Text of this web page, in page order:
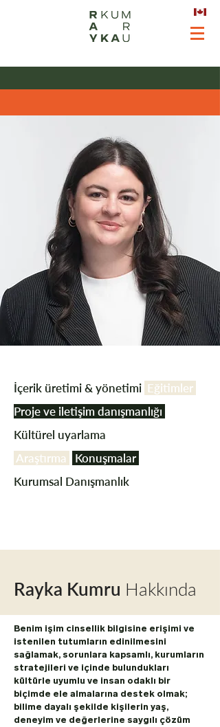
İçerik üretimi & yönetimi Eğitimler
Proje ve iletişim danışmanlığı
Kültürel uyarlama
Araştırma
Konuşmalar
Kurumsal Danışmanlık
Rayka Kumru Hakkında
Benim işim cinsellik bilgisine erişimi ve
istenilen tutumların edinilmesini
sağlamak, sorunlara kapsamlı, kurumların
stratejileri ve içinde bulundukları
kültürle uyumlu ve insan odaklı bir
biçimde ele almalarına destek olmak;
bilime dayalı şekilde kişilerin yaş,
deneyim ve değerlerine saygılı çözüm